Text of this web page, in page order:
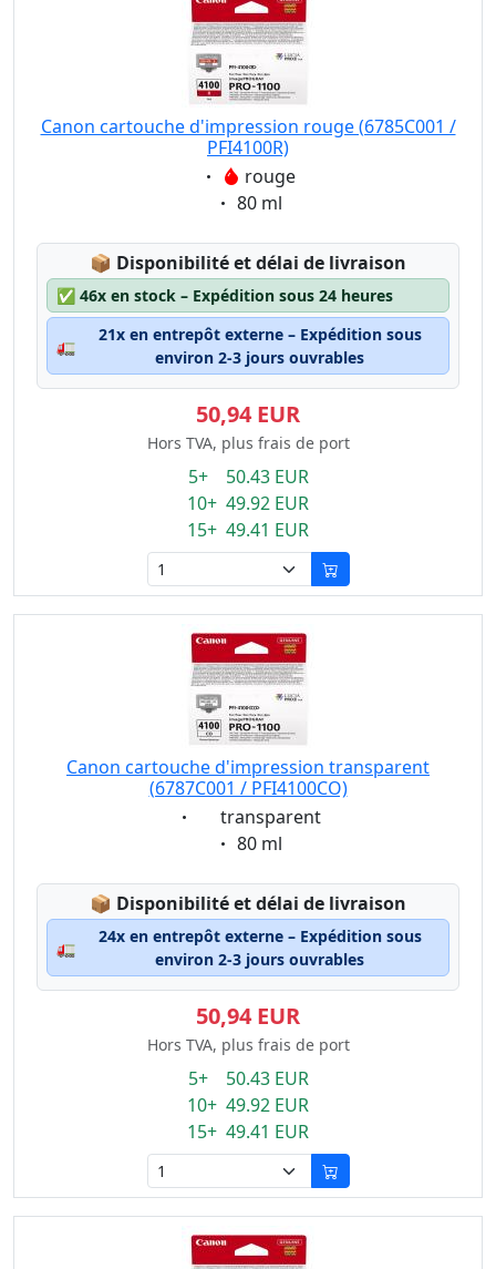
Canon cartouche d'impression rouge (6785C001 /
PFI4100R)
Eigenschaft:
rouge
Eigenschaft:
80 ml
📦 Lagerstatus:
Disponibilité et délai de livraison
✅ 46x en stock – Expédition sous 24 heures
🚛
21x en entrepôt externe – Expédition sous
environ 2-3 jours ouvrables
50,94 EUR
Hors TVA, plus frais de port
5+ 50.43 EUR
10+ 49.92 EUR
15+ 49.41 EUR
Canon cartouche d'impression transparent
(6787C001 / PFI4100CO)
Eigenschaft:
transparent
Eigenschaft:
80 ml
📦 Lagerstatus:
Disponibilité et délai de livraison
🚛
24x en entrepôt externe – Expédition sous
environ 2-3 jours ouvrables
50,94 EUR
Hors TVA, plus frais de port
5+ 50.43 EUR
10+ 49.92 EUR
15+ 49.41 EUR